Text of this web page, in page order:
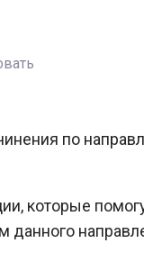
по
которые
данного